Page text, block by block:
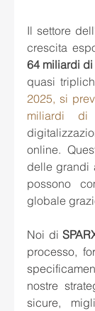
Il settore
64 miliardi
quasi
2025, si
miliardi di
online.
delle grandi
possono
globale
Noi di
processo,
nostre
sicure,